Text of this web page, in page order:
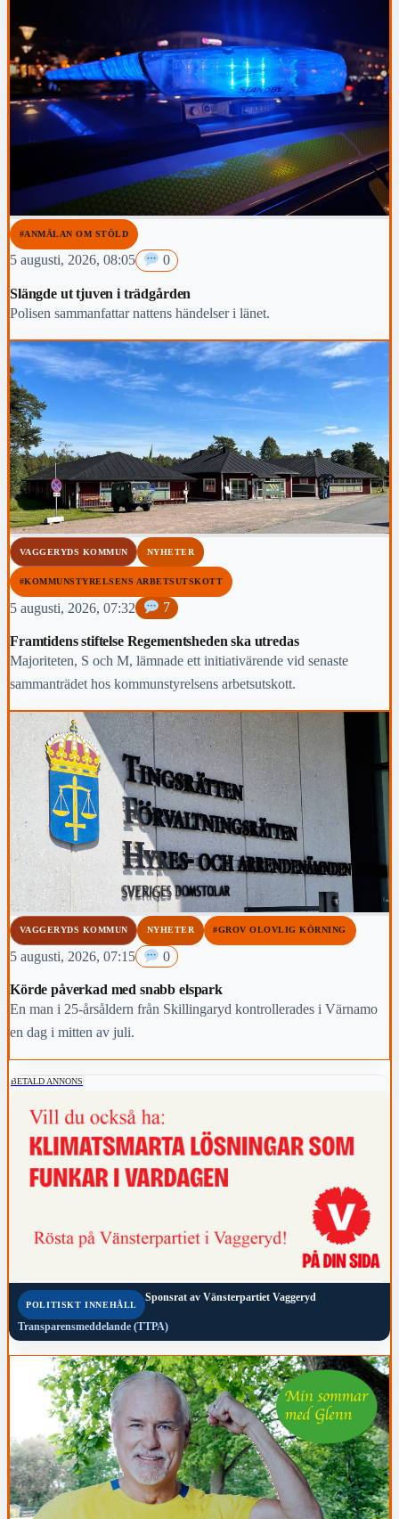
#ANMÄLAN OM STÖLD
5 augusti, 2026, 08:05 0
Slängde ut tjuven i trädgården
Polisen sammanfattar nattens händelser i länet.
VAGGERYDS KOMMUN NYHETER
#KOMMUNSTYRELSENS ARBETSUTSKOTT
5 augusti, 2026, 07:32 7
Framtidens stiftelse Regementsheden ska utredas
Majoriteten, S och M, lämnade ett initiativärende vid senaste
sammanträdet hos kommunstyrelsens arbetsutskott.
VAGGERYDS KOMMUN NYHETER #GROV OLOVLIG KÖRNING
5 augusti, 2026, 07:15 0
Körde påverkad med snabb elspark
En man i 25-årsåldern från Skillingaryd kontrollerades i Värnamo
en dag i mitten av juli.
BETALD ANNONS
POLITISKT INNEHÅLL
Sponsrat av Vänsterpartiet Vaggeryd
Transparensmeddelande (TTPA)